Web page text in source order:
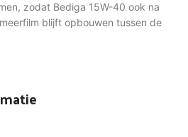
zodat Bediga 15W-40 ook na
blijft opbouwen tussen de